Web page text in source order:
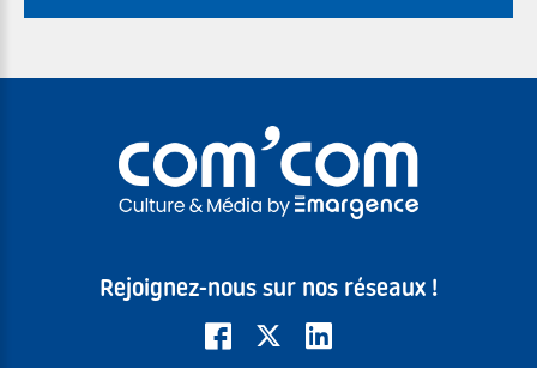
Rejoignez-nous sur nos réseaux !